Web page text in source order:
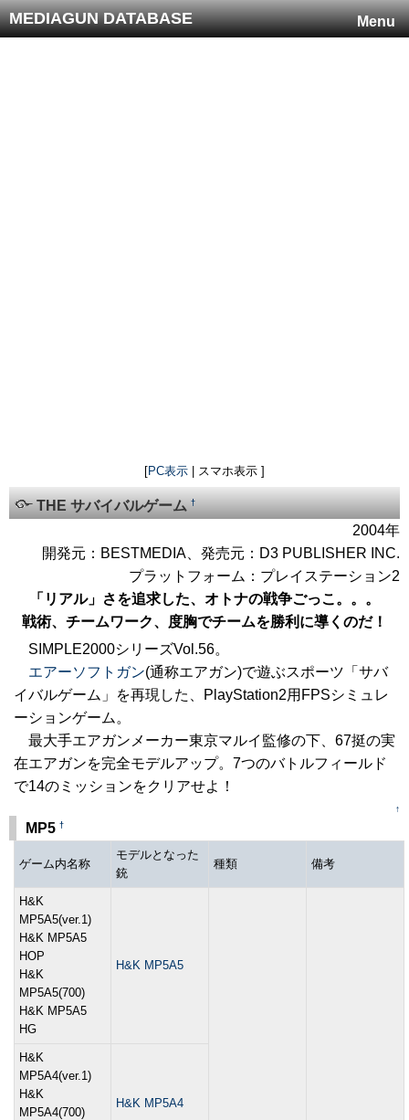
Menu
MEDIAGUN DATABASE
[PC表示 | スマホ表示 ]
THE サバイバルゲーム†
2004年
開発元：BESTMEDIA、発売元：D3 PUBLISHER INC.
プラットフォーム：プレイステーション2
「リアル」さを追求した、オトナの戦争ごっこ。。。
戦術、チームワーク、度胸でチームを勝利に導くのだ！
SIMPLE2000シリーズVol.56。
エアーソフトガン(通称エアガン)で遊ぶスポーツ「サバ
イバルゲーム」を再現した、PlayStation2用FPSシミュレ
ーションゲーム。
最大手エアガンメーカー東京マルイ監修の下、67挺の実
在エアガンを完全モデルアップ。7つのバトルフィールド
で14のミッションをクリアせよ！
↑
MP5 †
ゲーム内名称
モデルとなった
銃
種類 備考
H&K
MP5A5(ver.1)
H&K MP5A5
HOP
H&K
MP5A5(700)
H&K MP5A5
HG
H&K MP5A5
H&K
MP5A4(ver.1)
H&K
MP5A4(700)
H&K MP5A4